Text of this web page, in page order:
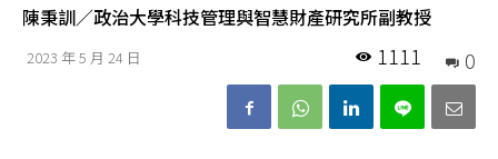
陳秉訓／政治大學科技管理與智慧財產研究所副教授
2023 年 5 月 24 日 0
1111